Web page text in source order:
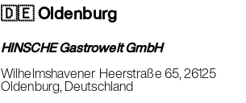
🇩🇪 Oldenburg
HINSCHE Gastrowelt GmbH
Wilhelmshavener Heerstraße 65, 26125
Oldenburg, Deutschland